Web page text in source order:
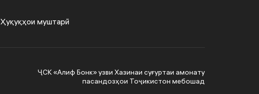
Ҳуқуқҳои муштарӣ
ҶСК «Алиф Бонк» узви Хазинаи суғуртаи амонату
пасандозҳои Тоҷикистон мебошад